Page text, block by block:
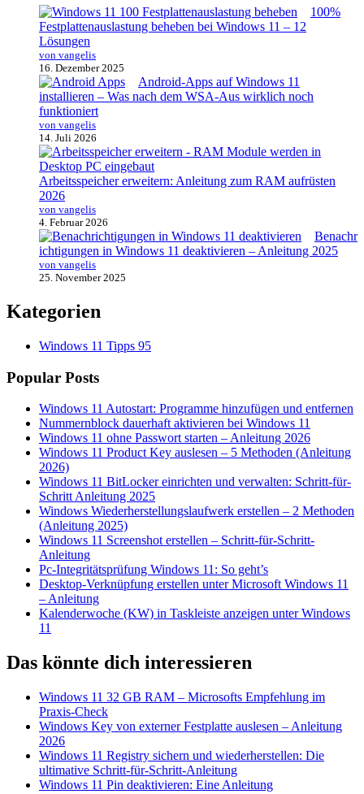
100%
Festplattenauslastung beheben bei Windows 11 – 12
Lösungen
von vangelis
16. Dezember 2025
Android-Apps auf Windows 11
installieren – Was nach dem WSA-Aus wirklich noch
funktioniert
von vangelis
14. Juli 2026
Arbeitsspeicher erweitern: Anleitung zum RAM aufrüsten
2026
von vangelis
4. Februar 2026
Benachr
ichtigungen in Windows 11 deaktivieren – Anleitung 2025
von vangelis
25. November 2025
Kategorien
Windows 11 Tipps 95
Popular Posts
Windows 11 Autostart: Programme hinzufügen und entfernen
Nummernblock dauerhaft aktivieren bei Windows 11
Windows 11 ohne Passwort starten – Anleitung 2026
Windows 11 Product Key auslesen – 5 Methoden (Anleitung
2026)
Windows 11 BitLocker einrichten und verwalten: Schritt-für-
Schritt Anleitung 2025
Windows Wiederherstellungslaufwerk erstellen – 2 Methoden
(Anleitung 2025)
Windows 11 Screenshot erstellen – Schritt-für-Schritt-
Anleitung
Pc-Integritätsprüfung Windows 11: So geht’s
Desktop-Verknüpfung erstellen unter Microsoft Windows 11
– Anleitung
Kalenderwoche (KW) in Taskleiste anzeigen unter Windows
11
Das könnte dich interessieren
Windows 11 32 GB RAM – Microsofts Empfehlung im
Praxis-Check
Windows Key von externer Festplatte auslesen – Anleitung
2026
Windows 11 Registry sichern und wiederherstellen: Die
ultimative Schritt-für-Schritt-Anleitung
Windows 11 Pin deaktivieren: Eine Anleitung